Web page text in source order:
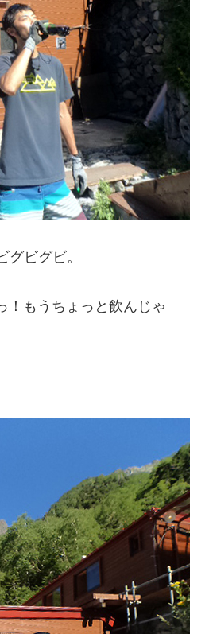
グビグビ。
！もうちょっと飲んじゃ